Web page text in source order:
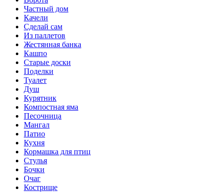
Частный дом
Качели
Сделай сам
Из паллетов
Жестянная банка
Кашпо
Старые доски
Поделки
Туалет
Душ
Курятник
Компостная яма
Песочница
Мангал
Патио
Кухня
Кормашка для птиц
Стулья
Бочки
Очаг
Кострище